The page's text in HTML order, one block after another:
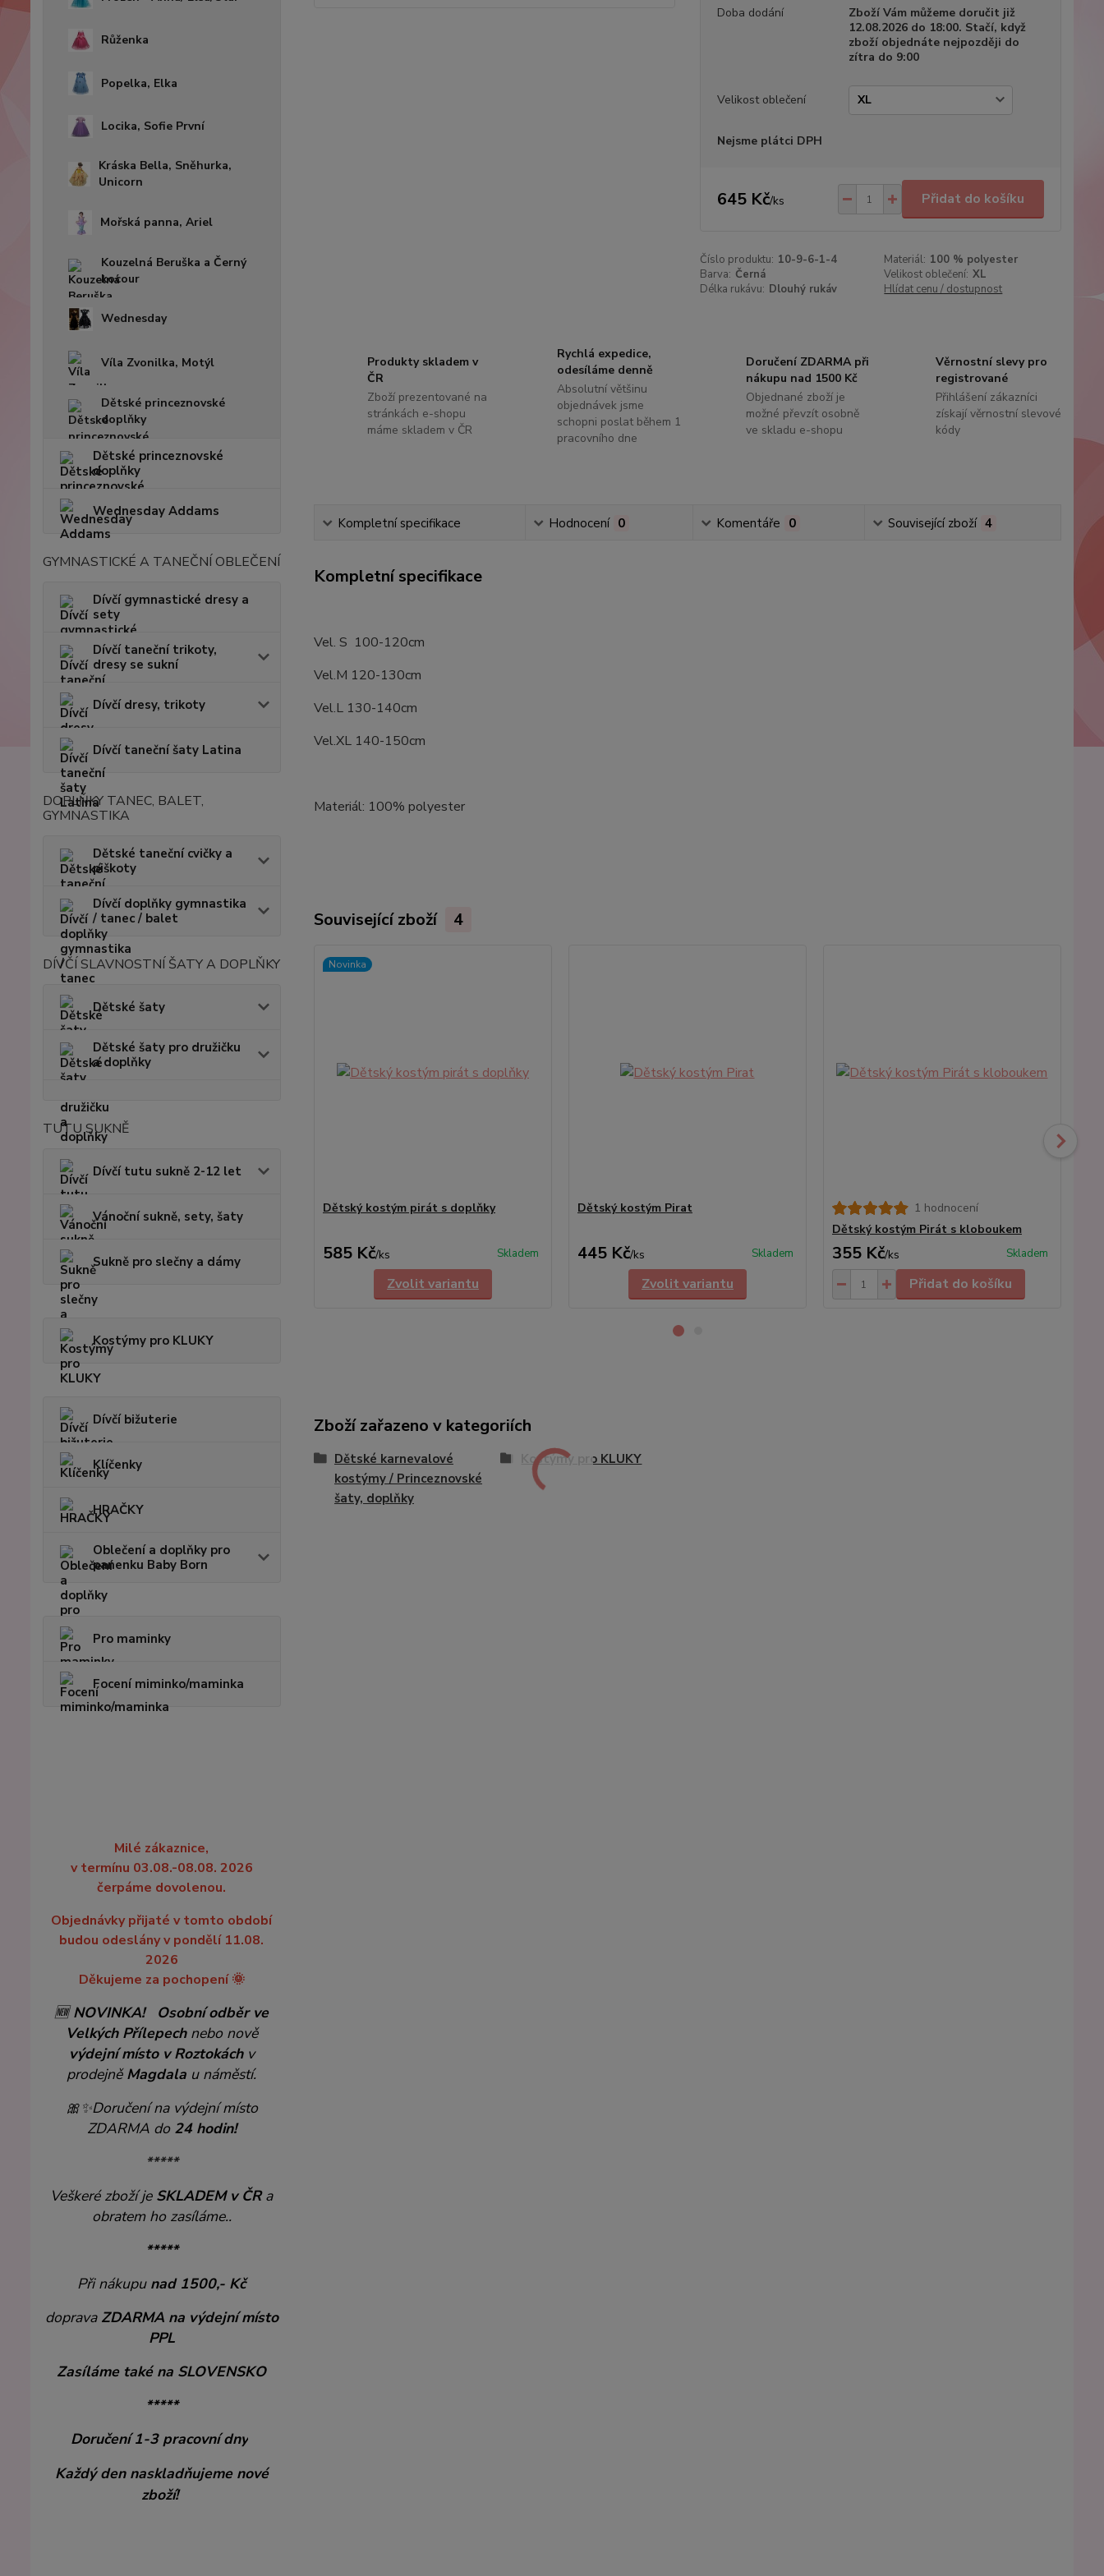
Růženka
Popelka, Elka
Locika, Sofie První
Kráska Bella, Sněhurka,
Unicorn
Mořská panna, Ariel
Kouzelná Beruška a Černý
kocour
Wednesday
Víla Zvonilka, Motýl
Dětské princeznovské
doplňky
Dětské princeznovské
doplňky
Wednesday Addams
GYMNASTICKÉ A TANEČNÍ OBLEČENÍ
Dívčí gymnastické dresy a
sety
Dívčí taneční trikoty,
dresy se sukní
Dívčí dresy, trikoty
Dívčí taneční šaty Latina
DOPLŇKY TANEC, BALET,
GYMNASTIKA
Dětské taneční cvičky a
piškoty
Dívčí doplňky gymnastika
/ tanec / balet
DÍVČÍ SLAVNOSTNÍ ŠATY A DOPLŇKY
Dětské šaty
Dětské šaty pro družičku
a doplňky
TUTU SUKNĚ
Dívčí tutu sukně 2-12 let
Vánoční sukně, sety, šaty
Sukně pro slečny a dámy
Kostýmy pro KLUKY
Dívčí bižuterie
Klíčenky
HRAČKY
Oblečení a doplňky pro
panenku Baby Born
Pro maminky
Focení miminko/maminka
Milé zákaznice,
v termínu 03.08.-08.08. 2026
čerpáme dovolenou.
Objednávky přijaté v tomto období
budou odeslány v pondělí 11.08.
2026
Děkujeme za pochopení 🌞
🆕NOVINKA!
Osobní odběr ve
Velkých Přílepechnebo nově
výdejní místo v Roztokáchv
prodejněMagdala u náměstí.
🎀✨Doručení na výdejní místo
ZDARMA do 24 hodin!
*****
Veškeré zboží je SKLADEM v ČRa
obratem ho zasíláme..
*****
Při nákupu nad 1500,- Kč
doprava ZDARMA na výdejní místo
PPL
Zasíláme také na SLOVENSKO
*****
Doručení 1-3 pracovní dny
Každý den naskladňujeme nové
zboží!
Doba dodání
Zboží Vám můžeme doručit již
12.08.2026 do 18:00. Stačí, když
zboží objednáte nejpozději do
zítra do 9:00
Velikost oblečení
Nejsme plátci DPH
645 Kč/ks Přidat do košíku
Číslo produktu: 10-9-6-1-4 Materiál: 100 % polyester
Barva: Černá Velikost oblečení: XL
Délka rukávu: Dlouhý rukáv Hlídat cenu / dostupnost
Produkty skladem v
ČR
Zboží prezentované na
stránkách e-shopu
máme skladem v ČR
Rychlá expedice,
odesíláme denně
Absolutní většinu
objednávek jsme
schopni poslat během 1
pracovního dne
Doručení ZDARMA při
nákupu nad 1500 Kč
Objednané zboží je
možné převzít osobně
ve skladu e-shopu
Věrnostní slevy pro
registrované
Přihlášení zákazníci
získají věrnostní slevové
kódy
Kompletní specifikace Hodnocení 0 Komentáře 0 Související zboží 4
Kompletní specifikace
Vel. S 100-120cm
Vel.M 120-130cm
Vel.L 130-140cm
Vel.XL 140-150cm
Materiál: 100% polyester
Související zboží 4
Novinka
Dětský kostým pirát s doplňky
585 Kč/ks Skladem
Zvolit variantu
Dětský kostým Pirat
445 Kč/ks Skladem
Zvolit variantu
1 hodnocení
Dětský kostým Pirát s kloboukem
355 Kč/ks Skladem
Přidat do košíku
Zboží zařazeno v kategoriích
Dětské karnevalové
kostýmy / Princeznovské
šaty, doplňky
Kostýmy pro KLUKY